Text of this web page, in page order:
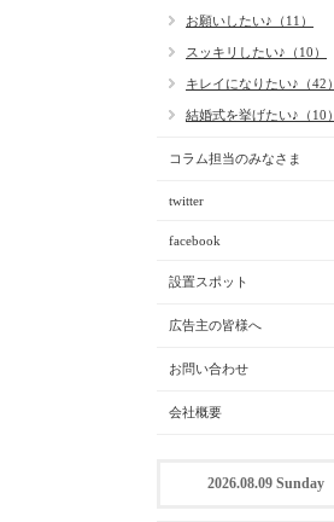
お願いしたい♪（11）
スッキリしたい♪（10）
キレイになりたい♪（42）
結婚式を挙げたい♪（10）
コラム担当のみなさま
twitter
facebook
設置スポット
広告主の皆様へ
お問い合わせ
会社概要
2026.08.09 Sunday